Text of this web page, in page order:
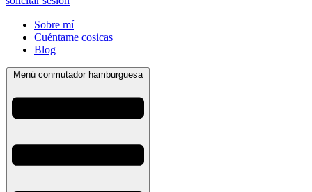
Sobre mí
Cuéntame cosicas
Blog
Menú conmutador hamburguesa